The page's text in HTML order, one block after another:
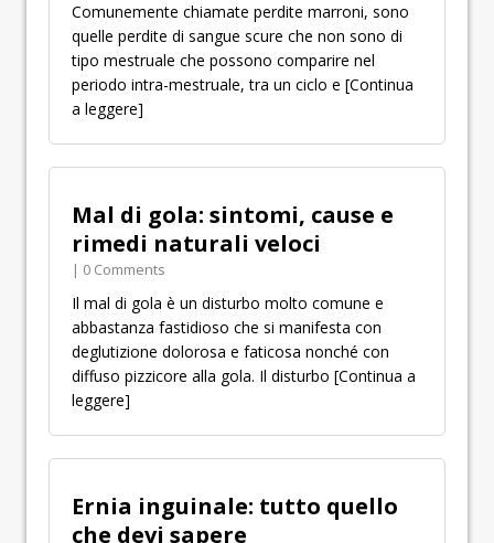
Comunemente chiamate perdite marroni, sono
quelle perdite di sangue scure che non sono di
tipo mestruale che possono comparire nel
periodo intra-mestruale, tra un ciclo e [Continua
a leggere]
Mal di gola: sintomi, cause e
rimedi naturali veloci
| 0 Comments
Il mal di gola è un disturbo molto comune e
abbastanza fastidioso che si manifesta con
deglutizione dolorosa e faticosa nonché con
diffuso pizzicore alla gola. Il disturbo [Continua a
leggere]
Ernia inguinale: tutto quello
che devi sapere